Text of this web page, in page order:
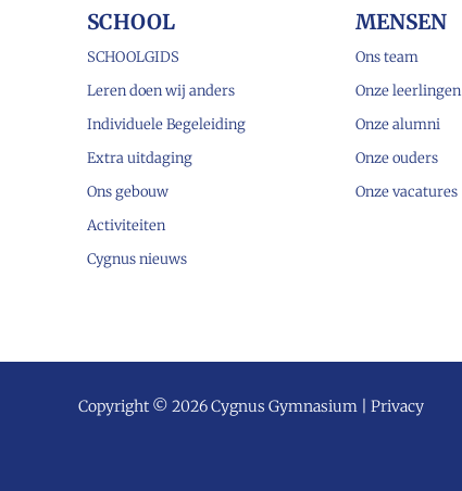
SCHOOL
SCHOOLGIDS
Leren doen wij anders
Individuele Begeleiding
Extra uitdaging
Ons gebouw
Activiteiten
Cygnus nieuws
MENSEN
Ons team
Onze leerlingen
Onze alumni
Onze ouders
Onze vacatures
Copyright © 2026 Cygnus Gymnasium | Privacy